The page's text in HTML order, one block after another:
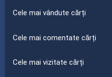
Cele mai vândute cărți
Cele mai comentate cărți
Cele mai vizitate cărți